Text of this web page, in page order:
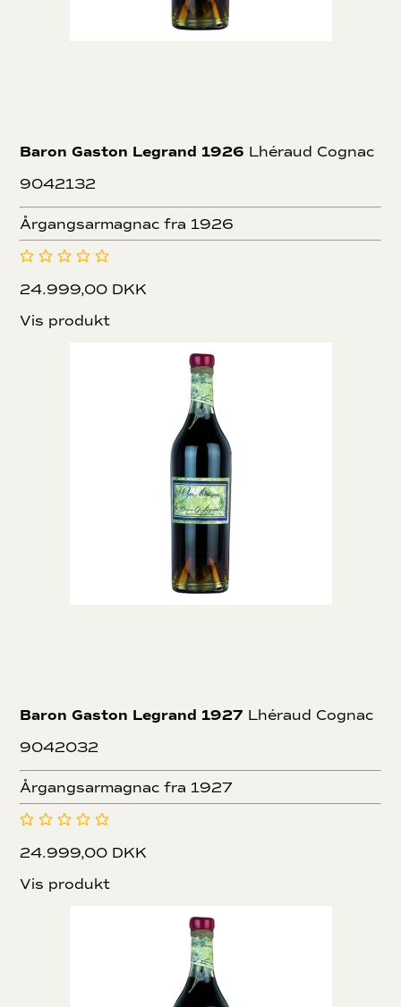
Baron Gaston Legrand 1926 Lhéraud Cognac
9042132
Årgangsarmagnac fra 1926
24.999,00 DKK
Vis produkt
Baron Gaston Legrand 1927 Lhéraud Cognac
9042032
Årgangsarmagnac fra 1927
24.999,00 DKK
Vis produkt